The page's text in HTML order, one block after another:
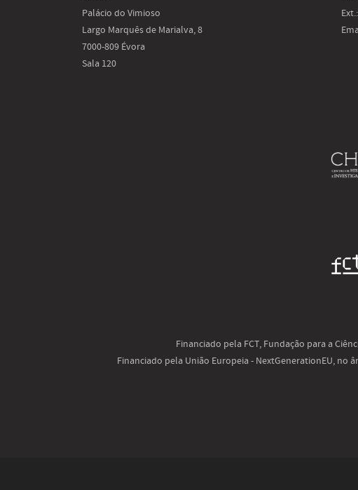
Palácio do Vimioso
Largo Marquês de Marialva, 8
7000-809 Évora
Sala 120
Financiado pela FCT, Fundação para a
Financiado pela União Europeia - NextGenerationEU, no